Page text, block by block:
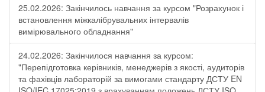
25.02.2026: Закінчилось навчання за курсом "Розрахунок і
встановлення міжкалібрувальних інтервалів
вимірювального обладнання"
24.02.2026: Закінчилося навчання за курсом:
"Перепідготовка керівників, менеджерів з якості, аудиторів
та фахівців лабораторій за вимогами стандарту ДСТУ EN